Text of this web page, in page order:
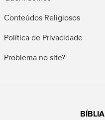
Conteúdos Religiosos
Política de Privacidade
Problema no site?